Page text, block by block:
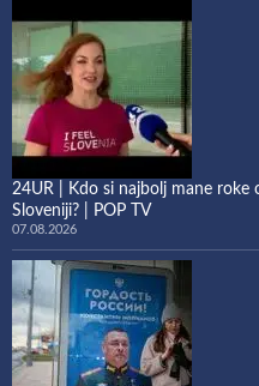
24UR | Kdo si najbolj mane roke
Sloveniji? | POP TV
07.08.2026